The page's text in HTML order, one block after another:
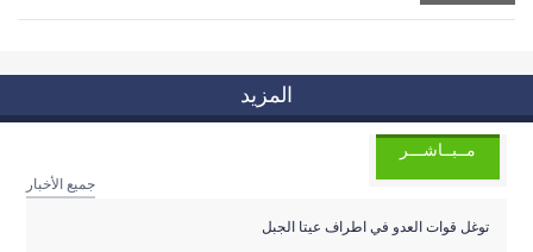
المزيد
مــبــاشـــر
جميع الأخبار
توغل قوات العدو في اطراف عيتا الجبل